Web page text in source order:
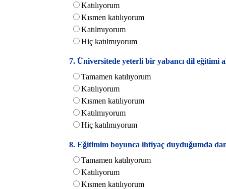
Katılıyorum
Kısmen katılıyorum
Katılmıyorum
Hiç katılmıyorum
7. Üniversitede yeterli bir yabancı dil eğitimi
Tamamen katılıyorum
Katılıyorum
Kısmen katılıyorum
Katılmıyorum
Hiç katılmıyorum
8. Eğitimim boyunca ihtiyaç duyduğumda
Tamamen katılıyorum
Katılıyorum
Kısmen katılıyorum